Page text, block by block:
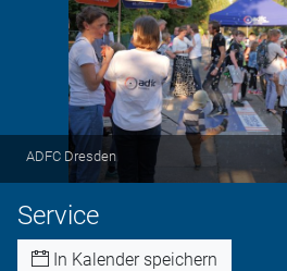
ADFC Dresden
Service
In Kalender speichern